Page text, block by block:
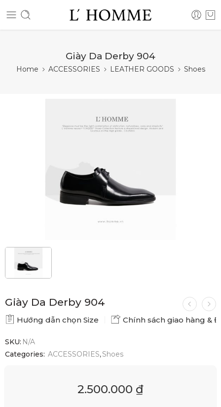
Giày Da Derby 904
Home ACCESSORIES LEATHER GOODS Shoes
Giày Da Derby 904
Hướng dẫn chọn Size Chính sách giao hàng &
SKU: N/A
Categories: ACCESSORIES,Shoes
2.500.000 ₫